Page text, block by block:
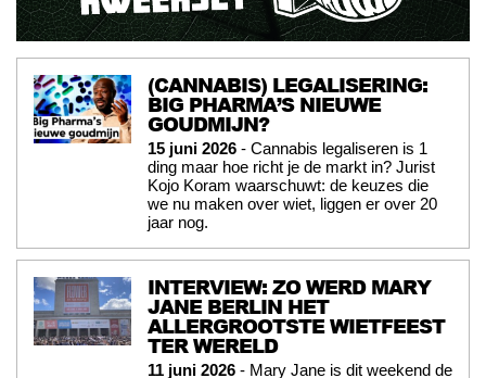
(CANNABIS) LEGALISERING:
BIG PHARMA’S NIEUWE
GOUDMIJN?
15 juni 2026 - Cannabis legaliseren is 1
ding maar hoe richt je de markt in? Jurist
Kojo Koram waarschuwt: de keuzes die
we nu maken over wiet, liggen er over 20
jaar nog.
INTERVIEW: ZO WERD MARY
JANE BERLIN HET
ALLERGROOTSTE WIETFEEST
TER WERELD
11 juni 2026 - Mary Jane is dit weekend de